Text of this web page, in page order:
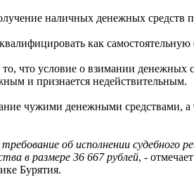
наличных денежных средств
как
что условие о взимании денежных
и признается недействительным.
чужими денежными средствами,
об исполнении судебного
в размере 36 667 рублей, -
Бурятия.